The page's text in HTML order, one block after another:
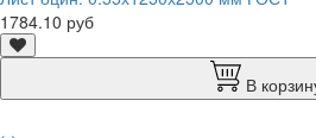
1784.10 руб
В